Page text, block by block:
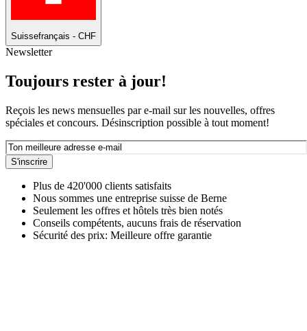
Suissefrançais - CHF
Newsletter
Toujours rester à jour!
Reçois les news mensuelles par e-mail sur les nouvelles, offres
spéciales et concours. Désinscription possible à tout moment!
S'inscrire
Plus de 420'000 clients satisfaits
Nous sommes une entreprise suisse de Berne
Seulement les offres et hôtels très bien notés
Conseils compétents, aucuns frais de réservation
Sécurité des prix: Meilleure offre garantie